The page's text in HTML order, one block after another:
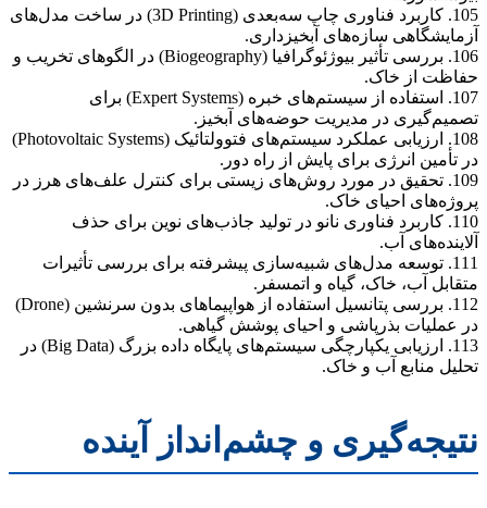
105. کاربرد فناوری چاپ سه‌بعدی (3D Printing) در ساخت مدل‌های
آزمایشگاهی سازه‌های آبخیزداری.
106. بررسی تأثیر بیوژئوگرافیا (Biogeography) در الگوهای تخریب و
حفاظت از خاک.
107. استفاده از سیستم‌های خبره (Expert Systems) برای
تصمیم‌گیری در مدیریت حوضه‌های آبخیز.
108. ارزیابی عملکرد سیستم‌های فتوولتائیک (Photovoltaic Systems)
در تأمین انرژی برای پایش از راه دور.
109. تحقیق در مورد روش‌های زیستی برای کنترل علف‌های هرز در
پروژه‌های احیای خاک.
110. کاربرد فناوری نانو در تولید جاذب‌های نوین برای حذف
آلاینده‌های آب.
111. توسعه مدل‌های شبیه‌سازی پیشرفته برای بررسی تأثیرات
متقابل آب، خاک، گیاه و اتمسفر.
112. بررسی پتانسیل استفاده از هواپیماهای بدون سرنشین (Drone)
در عملیات بذرپاشی و احیای پوشش گیاهی.
113. ارزیابی یکپارچگی سیستم‌های پایگاه داده بزرگ (Big Data) در
تحلیل منابع آب و خاک.
نتیجه‌گیری و چشم‌انداز آینده